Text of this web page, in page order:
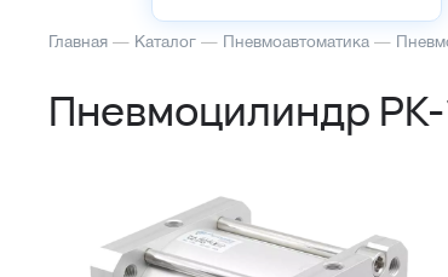
Главная — Каталог — Пневмоавтоматика —
Пневмоцилиндр